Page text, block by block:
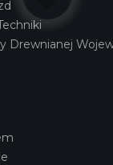
w Tichauer Art
Drewnianej